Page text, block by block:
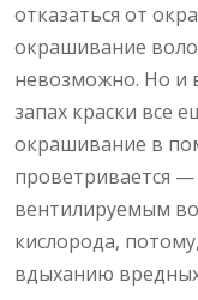
отказаться от
окрашивание
невозможно. Но и
запах краски все
окрашивание в
проветривается
вентилируемым
кислорода,
вдыханию